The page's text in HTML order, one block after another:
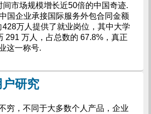
间市场规模增长近50倍的中国奇迹.
国企业承接国际服务外包合同金额
万人提供了就业岗位，其中大学
291 万人，占总数的 67.8%，真正
这一称号.
研究
穷，不同于大多数个人产品，企业